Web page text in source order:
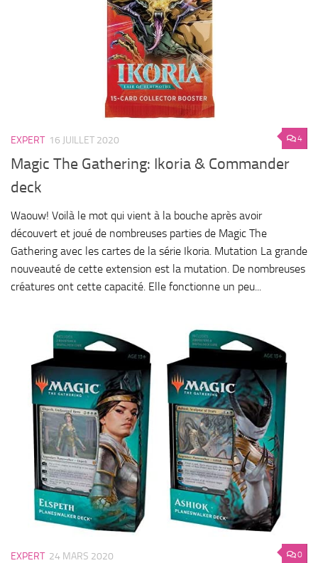
4
EXPERT 16 JUILLET 2020
Magic The Gathering: Ikoria & Commander
deck
Waouw! Voilà le mot qui vient à la bouche après avoir
découvert et joué de nombreuses parties de Magic The
Gathering avec les cartes de la série Ikoria. Mutation La grande
nouveauté de cette extension est la mutation. De nombreuses
créatures ont cette capacité. Elle fonctionne un peu...
0
EXPERT 24 MARS 2020